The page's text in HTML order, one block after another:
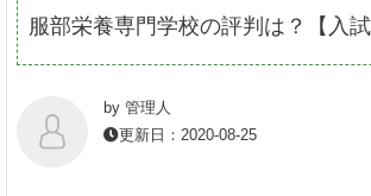
服部栄養専門学校の評判は？【入試
by 管理人
更新日：2020-08-25